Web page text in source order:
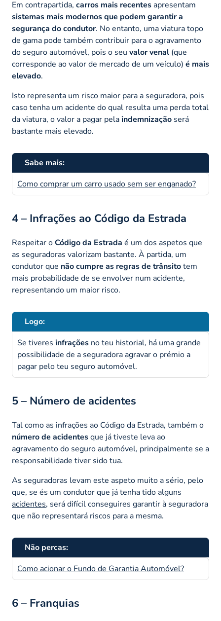
Em contrapartida, carros mais recentes apresentam
sistemas mais modernos que podem garantir a
segurança do condutor. No entanto, uma viatura topo
de gama pode também contribuir para o agravamento
do seguro automóvel, pois o seu valor venal (que
corresponde ao valor de mercado de um veículo) é mais
elevado.
Isto representa um risco maior para a seguradora, pois
caso tenha um acidente do qual resulta uma perda total
da viatura, o valor a pagar pela indemnização será
bastante mais elevado.
Sabe mais:
Como comprar um carro usado sem ser enganado?
4 – Infrações ao Código da Estrada
Respeitar oCódigo da Estrada é um dos aspetos que
as seguradoras valorizam bastante. À partida, um
condutor que não cumpre as regras de trânsitotem
mais probabilidade de se envolver num acidente,
representando um maior risco.
Logo:
Se tiveres infrações no teu historial, há uma grande
possibilidade de a seguradora agravar o prémio a
pagar pelo teu seguro automóvel.
5 – Número de acidentes
Tal como as infrações ao Código da Estrada, também o
número de acidentesque já tiveste leva ao
agravamento do seguro automóvel, principalmente se a
responsabilidade tiver sido tua.
As seguradoras levam este aspeto muito a sério, pelo
que, se és um condutor que já tenha tido alguns
acidentes, será difícil conseguires garantir à seguradora
que não representará riscos para a mesma.
Não percas:
Como acionar o Fundo de Garantia Automóvel?
6 – Franquias